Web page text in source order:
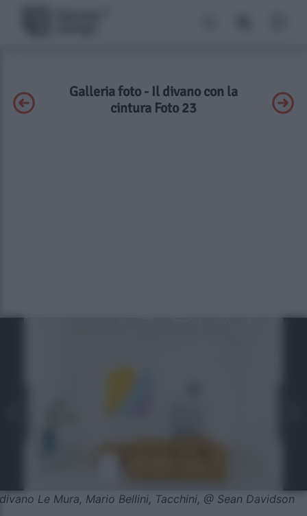
Galleria foto - Il divano con la
cintura Foto 23
divano Le Mura, Mario Bellini, Tacchini, @ Sean Davidson